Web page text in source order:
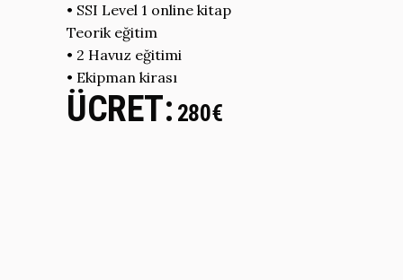
• SSI Level 1 online kitap
Teorik eğitim
• 2 Havuz eğitimi
• Ekipman kirası
ÜCRET: 280€